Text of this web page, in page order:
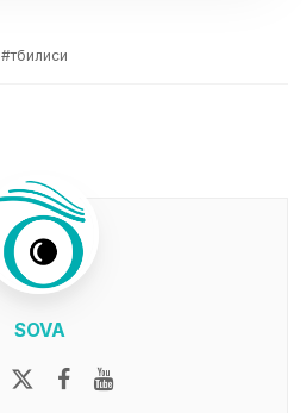
тбилиси
SOVA
WebsiteTwitterFacebook